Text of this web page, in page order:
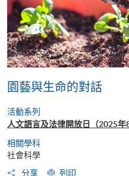
園藝與生命的對話
活動系列
人文語言及法律開放日（2025年8
相關學科
社會科學
分享
列印